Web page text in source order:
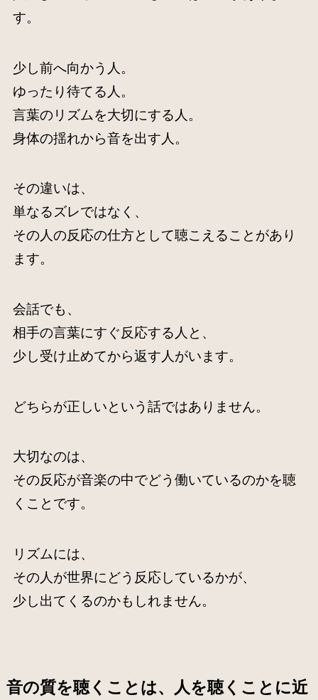
す。
少し前へ向かう人。
ゆったり待てる人。
言葉のリズムを大切にする人。
身体の揺れから音を出す人。
その違いは、
単なるズレではなく、
その人の反応の仕方として聴こえることがあり
ます。
会話でも、
相手の言葉にすぐ反応する人と、
少し受け止めてから返す人がいます。
どちらが正しいという話ではありません。
大切なのは、
その反応が音楽の中でどう働いているのかを聴
くことです。
リズムには、
その人が世界にどう反応しているかが、
少し出てくるのかもしれません。
音の質を聴くことは、人を聴くことに近